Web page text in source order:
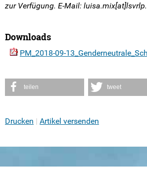
zur Verfügung. E-Mail:
Downloads
PM_2018-09-
teilen tweet
Drucken Artikel versenden